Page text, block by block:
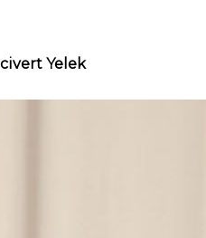
Yelek